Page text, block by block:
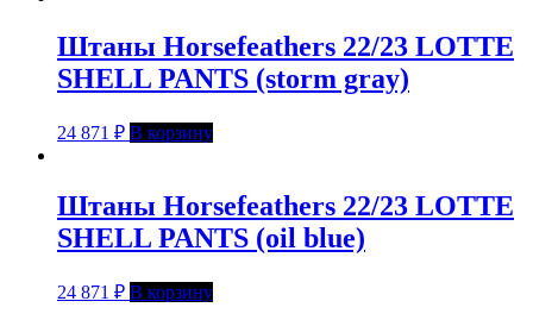
Штаны Horsefeathers 22/23 LOTTE
SHELL PANTS (storm gray)
24 871 ₽ В корзину
Штаны Horsefeathers 22/23 LOTTE
SHELL PANTS (oil blue)
24 871 ₽ В корзину